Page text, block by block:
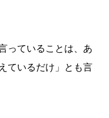
っていることは、あ
ているだけ」とも言